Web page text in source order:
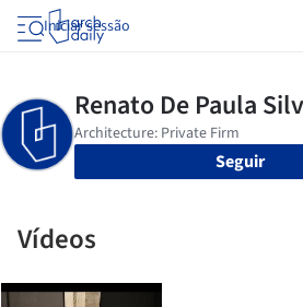
Iniciar sessão
Seguir
Vídeos